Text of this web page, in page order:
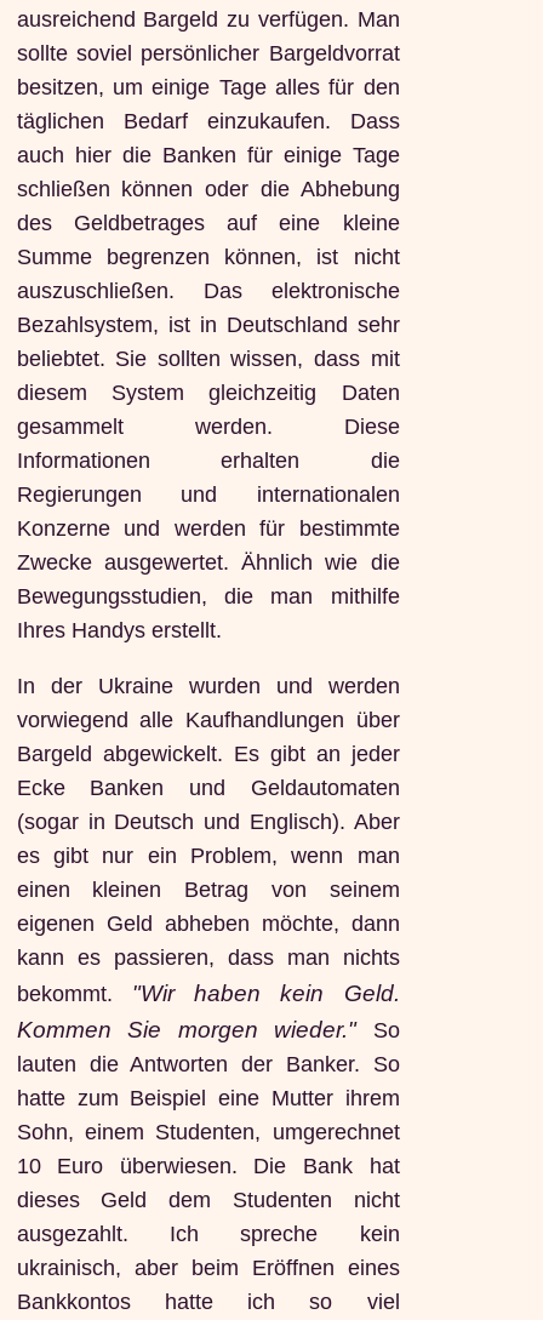
ausreichend Bargeld zu verfügen. Man
sollte soviel persönlicher Bargeldvorrat
besitzen, um einige Tage alles für den
täglichen Bedarf einzukaufen. Dass
auch hier die Banken für einige Tage
schließen können oder die Abhebung
des Geldbetrages auf eine kleine
Summe begrenzen können, ist nicht
auszuschließen. Das elektronische
Bezahlsystem, ist in Deutschland sehr
beliebtet. Sie sollten wissen, dass mit
diesem System gleichzeitig Daten
gesammelt werden. Diese
Informationen erhalten die
Regierungen und internationalen
Konzerne und werden für bestimmte
Zwecke ausgewertet. Ähnlich wie die
Bewegungsstudien, die man mithilfe
Ihres Handys erstellt.
In der Ukraine wurden und werden
vorwiegend alle Kaufhandlungen über
Bargeld abgewickelt. Es gibt an jeder
Ecke Banken und Geldautomaten
(sogar in Deutsch und Englisch). Aber
es gibt nur ein Problem, wenn man
einen kleinen Betrag von seinem
eigenen Geld abheben möchte, dann
kann es passieren, dass man nichts
bekommt. "Wir haben kein Geld.
Kommen Sie morgen wieder."So
lauten die Antworten der Banker. So
hatte zum Beispiel eine Mutter ihrem
Sohn, einem Studenten, umgerechnet
10 Euro überwiesen. Die Bank hat
dieses Geld dem Studenten nicht
ausgezahlt. Ich spreche kein
ukrainisch, aber beim Eröffnen eines
Bankkontos hatte ich so viel